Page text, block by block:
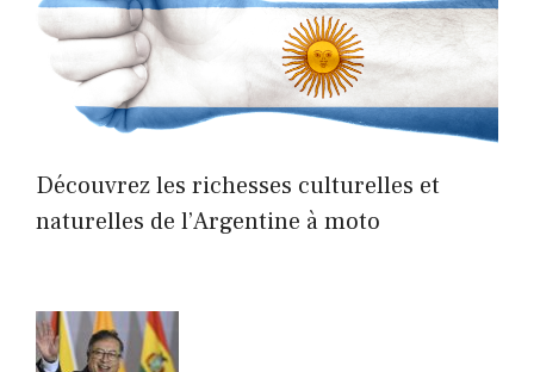
Découvrez les richesses culturelles et
naturelles de l’Argentine à moto